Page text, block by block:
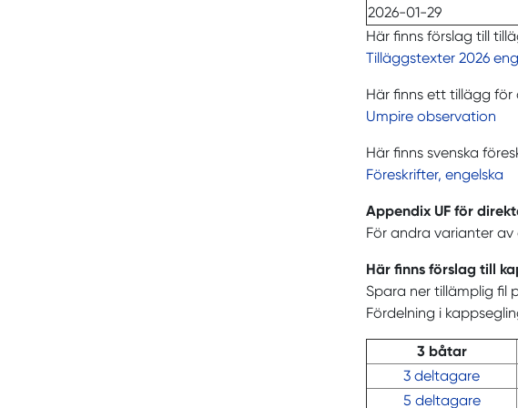
2026-01-29
Här finns förslag till
Tilläggstexter 2026
Här finns ett tillägg
Umpire observation
Här finns svenska
Föreskrifter, engelska
Appendix UF för
För andra varianter
Här finns förslag till
Spara ner tillämplig fil
Fördelning i
3 båtar
3 deltagare
5 deltagare